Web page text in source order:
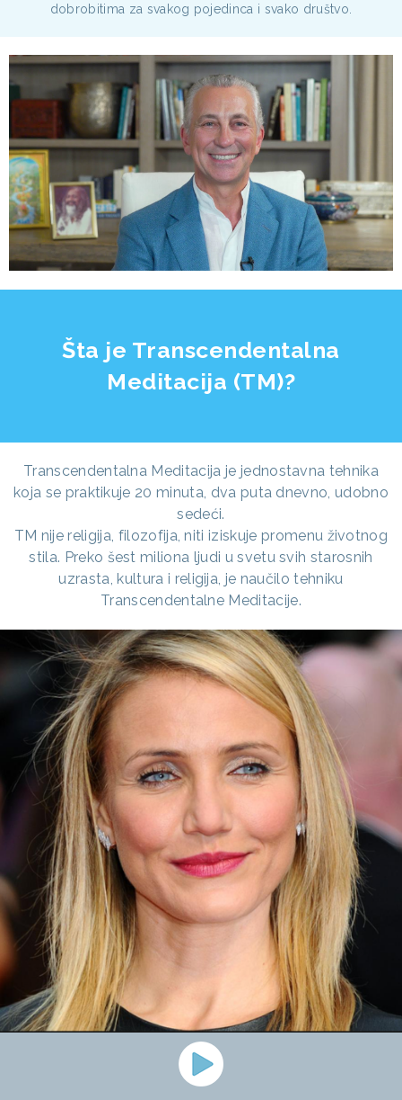
dobrobitima za svakog pojedinca i svako društvo.
Šta je Transcendentalna
Meditacija (TM)?
Transcendentalna Meditacija je jednostavna tehnika
koja se praktikuje 20 minuta, dva puta dnevno, udobno
sedeći.
TM nije religija, filozofija, niti iziskuje promenu životnog
stila. Preko šest miliona ljudi u svetu svih starosnih
uzrasta, kultura i religija, je naučilo tehniku
Transcendentalne Meditacije.